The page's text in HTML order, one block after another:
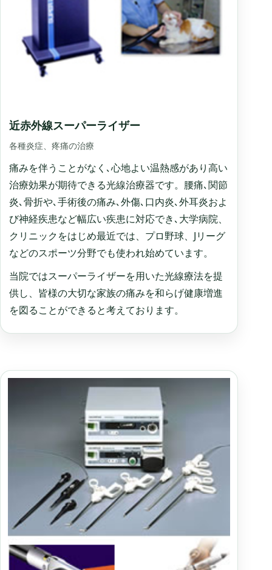
近赤外線スーパーライザー
各種炎症、疼痛の治療
痛みを伴うことがなく､心地よい温熱感があり高い
治療効果が期待できる光線治療器です。腰痛､関節
炎､骨折や､手術後の痛み､外傷､口内炎､外耳炎およ
び神経疾患など幅広い疾患に対応でき､大学病院、
クリニックをはじめ最近では、プロ野球、Jリーグ
などのスポーツ分野でも使われ始めています。
当院ではスーパーライザーを用いた光線療法を提
供し、皆様の大切な家族の痛みを和らげ健康増進
を図ることができると考えております。